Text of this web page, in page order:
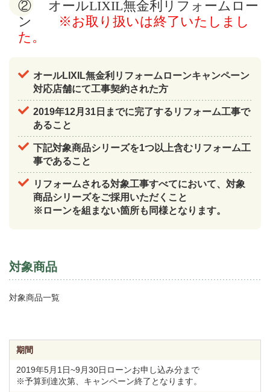
② オールLIXIL無金利リフォームロー
ン
※お取り扱いは終了いたしまし
た。
オールLIXIL無金利リフォームローンキャンペーン
対応店舗にて工事契約された方
2019年12月31日までに完了するリフォーム工事で
あること
下記対象商品シリーズを1つ以上含むリフォーム工
事であること
リフォームされる対象工事すべてにおいて、対象
商品シリーズをご採用いただくこと
※ローンを組まない箇所も同様となります。
対象商品
対象商品一覧
期間
2019年5月1日~9月30日ローンお申し込み分まで
※予算到達次第、キャンペーン終了となります。